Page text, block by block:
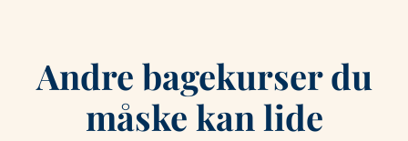
Andre bagekurser du
måske kan lide